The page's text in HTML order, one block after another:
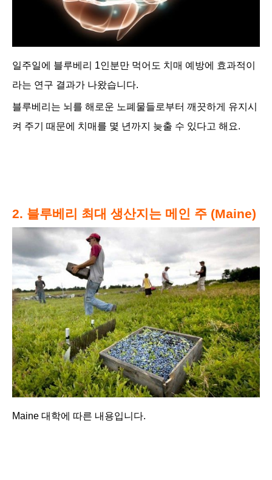
일주일에 블루베리 1인분만 먹어도 치매 예방에 효과적이
라는 연구 결과가 나왔습니다.
블루베리는 뇌를 해로운 노폐물들로부터 깨끗하게 유지시
켜 주기 때문에 치매를 몇 년까지 늦출 수 있다고 해요.
2. 블루베리 최대 생산지는 메인 주 (Maine)
Maine 대학에 따른 내용입니다.